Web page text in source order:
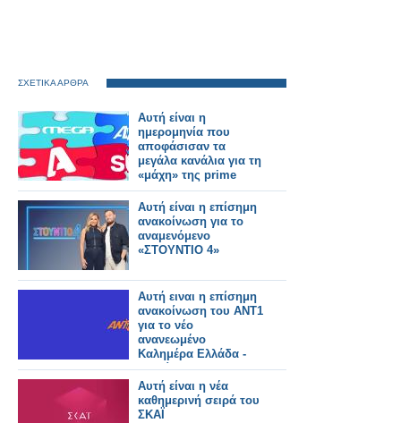
ΣΧΕΤΙΚΑ ΑΡΘΡΑ
Αυτή είναι η
ημερομηνία που
αποφάσισαν τα
μεγάλα κανάλια για τη
«μάχη» της prime
time
Αυτή είναι η επίσημη
ανακοίνωση για το
αναμενόμενο
«ΣΤΟΥΝΤΙΟ 4»
Αυτή ειναι η επίσημη
ανακοίνωση του ΑΝΤ1
για το νέο
ανανεωμένο
Καλημέρα Ελλάδα -
Αυτοί θα το
παρουσιάζουν
Αυτή είναι η νέα
καθημερινή σειρά του
ΣΚΑΪ